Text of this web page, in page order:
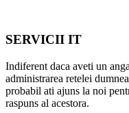
SERVICII IT
Indiferent daca aveti un
administrarea retelei
probabil ati ajuns la noi
raspuns al acestora.